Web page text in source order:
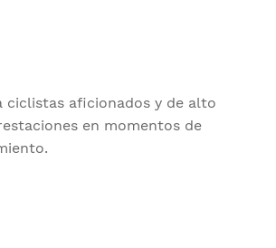
ciclistas aficionados y de alto
en momentos de